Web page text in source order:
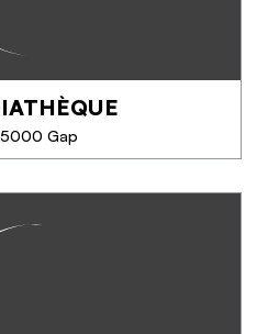
Gap
de Gap, un refuge
! Profitez d'un large
WiFi gratuit pour enrichir
à Gap !...